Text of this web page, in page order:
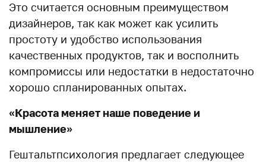
Это считается основным преимуществом
дизайнеров, так как может как усилить
простоту и удобство использования
качественных продуктов, так и восполнить
компромиссы или недостатки в недостаточно
хорошо спланированных опытах.
«Красота меняет наше поведение и
мышление»
Гештальтпсихология предлагает следующее